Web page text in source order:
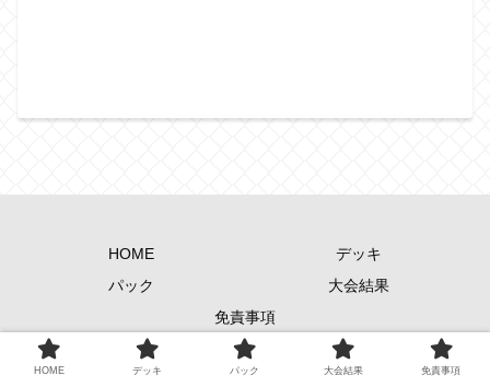
HOME
デッキ
パック
大会結果
免責事項
Copyright © 2024-2026 遊戯王歴史保管庫 All Rights Reserved.
HOME デッキ パック 大会結果 免責事項